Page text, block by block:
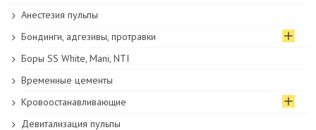
Анестезия пульпы
Бондинги, адгезивы, протравки
Боры SS White, Mani, NTI
Временные цементы
Кровоостанавливающие
Девитализация пульпы